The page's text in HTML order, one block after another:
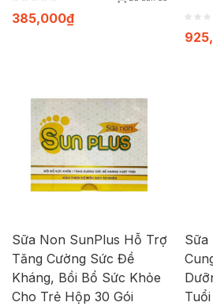
385,000₫
Sữa Non SunPlus Hỗ Trợ
Tăng Cường Sức Đề
Kháng, Bồi Bổ Sức Khỏe
Cho Trẻ Hộp 30 Gói
Sữa